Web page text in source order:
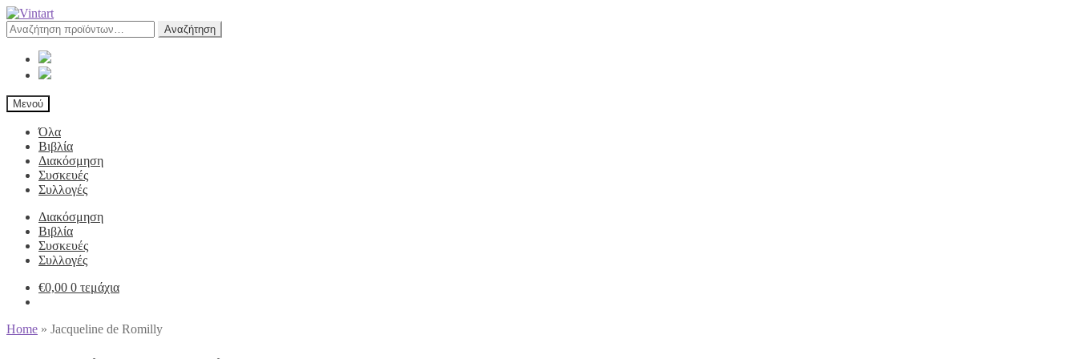
Αναζήτηση
για:
Αναζήτηση
Μενού
Όλα
Βιβλία
Διακόσμηση
Συσκευές
Συλλογές
Διακόσμηση
Βιβλία
Συσκευές
Συλλογές
€0,00 0 τεμάχια
Home » Jacqueline de Romilly